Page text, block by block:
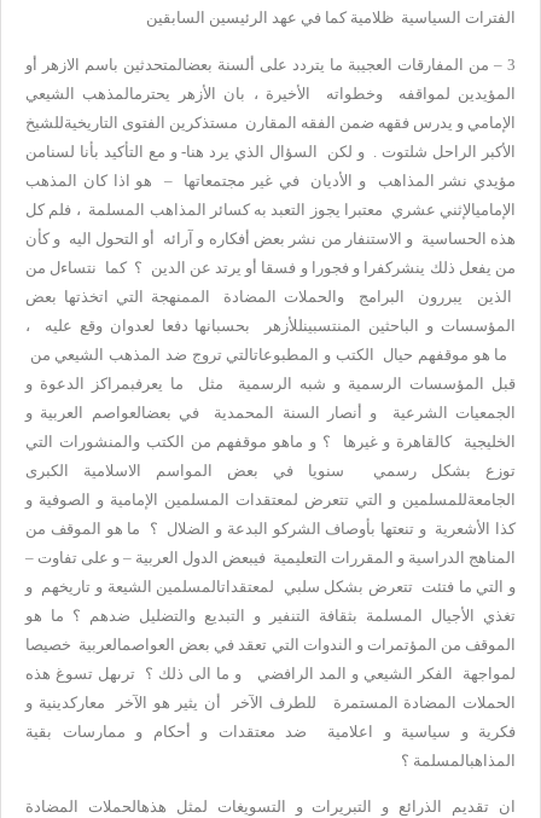
الفترات السياسية ظلامية كما في عهد الرئيسين السابقين
3 – من المفارقات العجيبة ما يتردد على ألسنة بعضالمتحدثين باسم الازهر أو
المؤيدين لمواقفه وخطواته الأخيرة ، بان الأزهر يحترمالمذهب الشيعي
الإمامي و يدرس فقهه ضمن الفقه المقارن مستذكرين الفتوى التاريخيةللشيخ
الأكبر الراحل شلتوت . و لكن السؤال الذي يرد هنا- و مع التأكيد بأنا لسنامن
مؤيدي نشر المذاهب و الأديان في غير مجتمعاتها – هو اذا كان المذهب
الإماميالإثني عشري معتبرا يجوز التعبد به كسائر المذاهب المسلمة ، فلم كل
هذه الحساسية و الاستنفار من نشر بعض أفكاره و آرائه أو التحول اليه و كأن
من يفعل ذلك ينشركفرا و فجورا و فسقا أو يرتد عن الدين ؟ كما نتساءل من
الذين يبررون البرامج والحملات المضادة الممنهجة التي اتخذتها بعض
المؤسسات و الباحثين المنتسبينللأزهر بحسبانها دفعا لعدوان وقع عليه ،
ما هو موقفهم حيال الكتب و المطبوعاتالتي تروج ضد المذهب الشيعي من
قبل المؤسسات الرسمية و شبه الرسمية مثل ما يعرفبمراكز الدعوة و
الجمعيات الشرعية و أنصار السنة المحمدية في بعضالعواصم العربية و
الخليجية كالقاهرة و غيرها ؟ و ماهو موقفهم من الكتب والمنشورات التي
توزع بشكل رسمي سنويا في بعض المواسم الاسلامية الكبرى
الجامعةللمسلمين و التي تتعرض لمعتقدات المسلمين الإمامية و الصوفية و
كذا الأشعرية و تنعتها بأوصاف الشركو البدعة و الضلال ؟ ما هو الموقف من
المناهج الدراسية و المقررات التعليمية فيبعض الدول العربية – و على تفاوت –
و التي ما فتئت تتعرض بشكل سلبي لمعتقداتالمسلمين الشيعة و تاريخهم و
تغذي الأجيال المسلمة بثقافة التنفير و التبديع والتضليل ضدهم ؟ ما هو
الموقف من المؤتمرات و الندوات التي تعقد في بعض العواصمالعربية خصيصا
لمواجهة الفكر الشيعي و المد الرافضي و ما الى ذلك ؟ ترىهل تسوغ هذه
الحملات المضادة المستمرة للطرف الآخر أن يثير هو الآخر معاركدينية و
فكرية و سياسية و اعلامية ضد معتقدات و أحكام و ممارسات بقية
المذاهبالمسلمة ؟
ان تقديم الذرائع و التبريرات و التسويغات لمثل هذهالحملات المضادة